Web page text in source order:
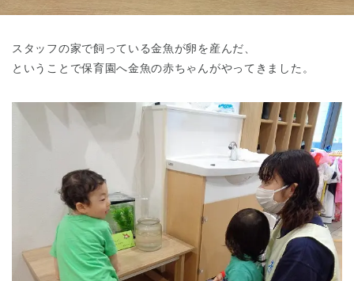
スタッフの家で飼っている金魚が卵を産んだ、
ということで保育園へ金魚の赤ちゃんがやってきました。